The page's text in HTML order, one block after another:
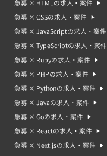
急募 × HTMLの求人・案件
急募 × CSSの求人・案件
急募 × JavaScriptの求人・案件
急募 × TypeScriptの求人・案件
急募 × Rubyの求人・案件
急募 × PHPの求人・案件
急募 × Pythonの求人・案件
急募 × Javaの求人・案件
急募 × Goの求人・案件
急募 × Reactの求人・案件
急募 × Next.jsの求人・案件